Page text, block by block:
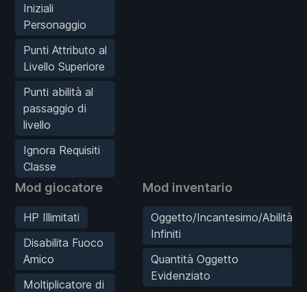
Iniziali
Personaggio
Punti Attributo al
Livello Superiore
Punti abilità al
passaggio di
livello
Ignora Requisiti
Classe
Mod giocatore
HP Illimitati
Disabilita Fuoco
Amico
Moltiplicatore di
Mod inventario
Oggetto/Incantesimo/Abilità
Infiniti
Quantità Oggetto
Evidenziato